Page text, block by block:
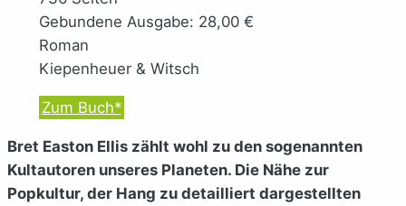
Gebundene Ausgabe: 28,00 €
Roman
Kiepenheuer & Witsch
Zum Buch*
Bret Easton Ellis zählt wohl zu den sogenannten
Kultautoren unseres Planeten. Die Nähe zur
Popkultur, der Hang zu detailliert dargestellten